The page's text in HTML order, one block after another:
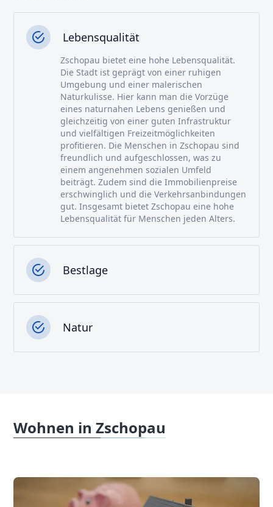
Lebensqualität
Zschopau bietet eine hohe Lebensqualität.
Die Stadt ist geprägt von einer ruhigen
Umgebung und einer malerischen
Naturkulisse. Hier kann man die Vorzüge
eines naturnahen Lebens genießen und
gleichzeitig von einer guten Infrastruktur
und vielfältigen Freizeitmöglichkeiten
profitieren. Die Menschen in Zschopau sind
freundlich und aufgeschlossen, was zu
einem angenehmen sozialen Umfeld
beiträgt. Zudem sind die Immobilienpreise
erschwinglich und die Verkehrsanbindungen
gut. Insgesamt bietet Zschopau eine hohe
Lebensqualität für Menschen jeden Alters.
Bestlage
Natur
Wohnen in Zschopau